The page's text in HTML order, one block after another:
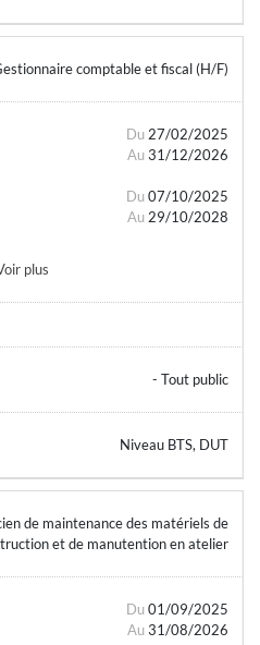
comptable et fiscal (H/F)
Du 27/02/2025
Au 31/12/2026
Du 07/10/2025
Au 29/10/2028
plus
- Tout public
Niveau BTS, DUT
de maintenance des matériels de
et de manutention en atelier
Du 01/09/2025
Au 31/08/2026